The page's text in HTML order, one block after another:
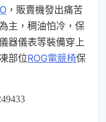
，販賣機發出痛苦
主，稠油怕冷，保
器儀表等裝備穿上
部位ROG電競椅保